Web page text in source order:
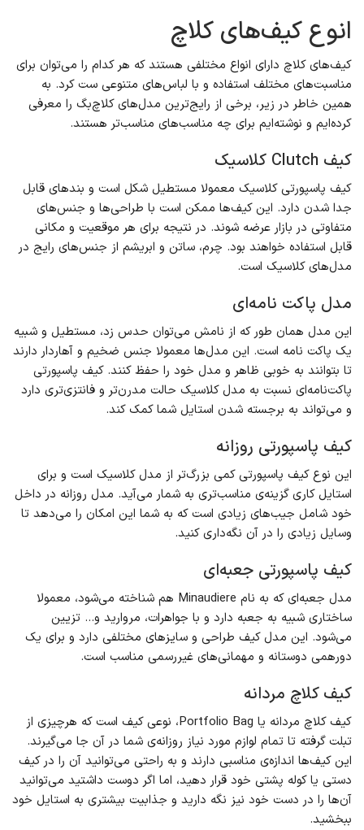
انوع کیف‌های کلاچ
کیف‌های کلاچ دارای انواع مختلفی هستند که هر کدام را می‌توان برای
مناسبت‌های مختلف استفاده و با لباس‌های متنوعی ست کرد. به
همین خاطر در زیر، برخی از رایج‌ترین مدل‌های کلاچ‌بگ را معرفی
کرده‌ایم و نوشته‌ایم برای چه مناسب‌های مناسب‌تر هستند.
کیف Clutch کلاسیک
کیف پاسپورتی کلاسیک معمولا مستطیل شکل است و بندهای قابل
جدا شدن دارد. این کیف‌ها ممکن است با طراحی‌ها و جنس‌های
متفاوتی در بازار عرضه شوند. در نتیجه برای هر موقعیت و مکانی
قابل استفاده خواهند بود. چرم، ساتن و ابریشم از جنس‌های رایج در
مدل‌های کلاسیک است.
مدل پاکت نامه‌ای
این مدل همان طور که از نامش می‌توان حدس زد، مستطیل و شبیه
یک پاکت نامه است. این مدل‌ها معمولا جنس ضخیم و آهاردار دارند
تا بتوانند به خوبی ظاهر و مدل خود را حفظ کنند. کیف پاسپورتی
پاکت‌نامه‌ای نسبت به مدل کلاسیک حالت مدرن‌تر و فانتزی‌تری دارد
و می‌تواند به برجسته شدن استایل شما کمک کند.
کیف پاسپورتی روزانه
این نوع کیف پاسپورتی کمی بزرگ‌تر از مدل کلاسیک است و برای
استایل کاری گزینه‌ی مناسب‌تری به شمار می‌آید. مدل روزانه در داخل
خود شامل جیب‌های زیادی است که به شما این امکان را می‌دهد تا
وسایل زیادی را در آن نگه‌داری کنید.
کیف پاسپورتی جعبه‌ای
مدل جعبه‌ای که به نام Minaudiere هم شناخته می‌شود، معمولا
ساختاری شبیه به جعبه دارد و با جواهرات، مروارید و… تزیین
می‌شود. این مدل کیف طراحی و سایزهای مختلفی دارد و برای یک
دورهمی دوستانه و مهمانی‌های غیررسمی مناسب است.
کیف کلاچ مردانه
کیف کلاچ مردانه یا Portfolio Bag، نوعی کیف است که هرچیزی از
تبلت گرفته تا تمام لوازم مورد نیاز روزانه‌ی شما در آن جا می‌گیرند.
این کیف‌ها اندازه‌ی مناسبی دارند و به راحتی می‌توانید آن را در کیف
دستی یا کوله پشتی خود قرار دهید، اما اگر دوست داشتید می‌توانید
آن‌ها را در دست خود نیز نگه دارید و جذابیت بیشتری به استایل خود
ببخشید.